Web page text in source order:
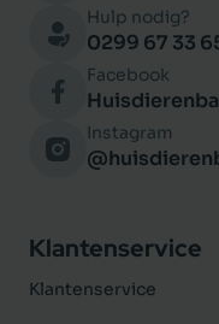
Hulp nodig?
0299 67 33
Facebook
Instagram
Klantenservice
Klantenservice